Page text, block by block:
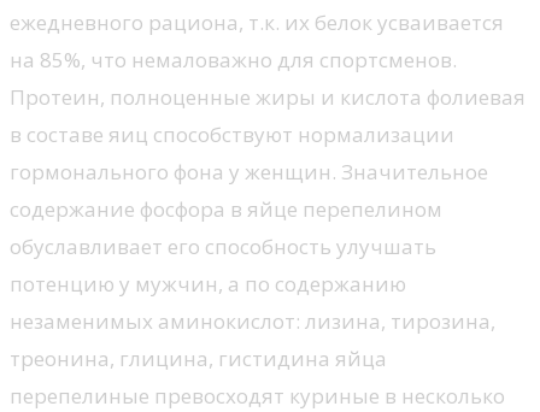
ежедневного рациона, т.к. их белок усваивается
на 85%, что немаловажно для спортсменов.
Протеин, полноценные жиры и кислота фолиевая
в составе яиц способствуют нормализации
гормонального фона у женщин. Значительное
содержание фосфора в яйце перепелином
обуславливает его способность улучшать
потенцию у мужчин, а по содержанию
незаменимых аминокислот: лизина, тирозина,
треонина, глицина, гистидина яйца
перепелиные превосходят куриные в несколько